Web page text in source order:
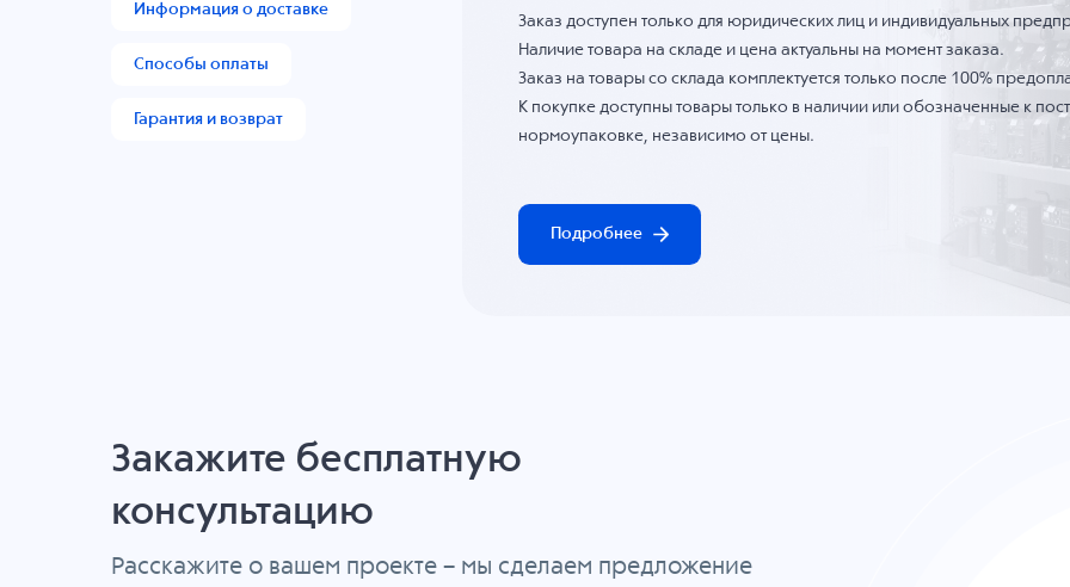
Информация о доставке
Способы оплаты
Гарантия и возврат
Заказ доступен только для юридических лиц и индивидуальных
Наличие товара на складе и цена актуальны на момент заказа.
Заказ на товары со склада комплектуется только после 100%
К покупке доступны товары только в наличии или обозначенные к
нормоупаковке, независимо от цены.
Подробнее
Закажите бесплатную
консультацию
Расскажите о вашем проекте – мы сделаем предложение